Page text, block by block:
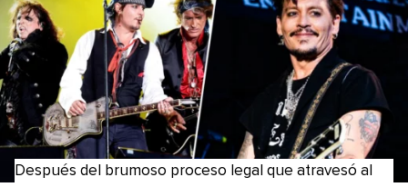
Después del brumoso proceso legal que atravesó al